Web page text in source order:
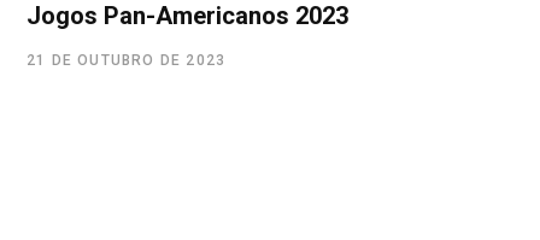
Jogos Pan-Americanos 2023
21 DE OUTUBRO DE 2023